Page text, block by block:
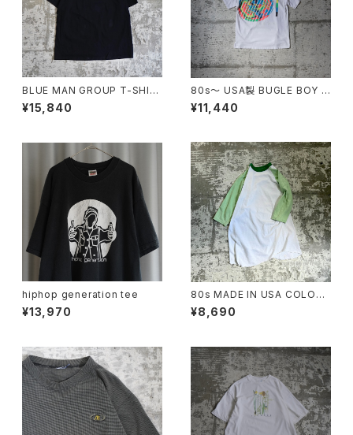
BLUE MAN GROUP T-SHIR
T
¥15,840
80s〜 USA製 BUGLE BOY S
WIM Puff Print Tee
¥11,440
hiphop generation tee
¥13,970
80s MADE IN USA COLOR
¥8,690